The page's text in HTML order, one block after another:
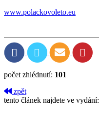
www.polackovoleto.eu
počet zhlédnutí: 101
zpět
tento článek najdete ve vydání: